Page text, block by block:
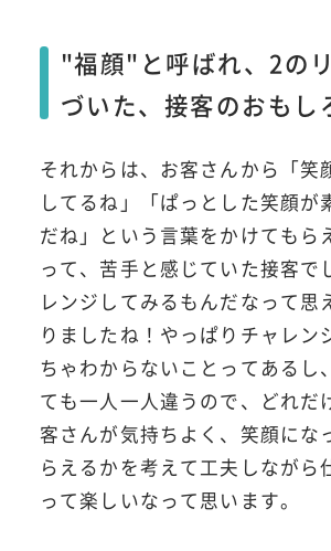
"福顔"と呼ばれ、2の
づいた、接客のおもし
それからは、お客さんから「笑
してるね」「ぱっとした笑顔が
だね」という言葉をかけてもら
って、苦手と感じていた接客で
レンジしてみるもんだなって思
りましたね！やっぱりチャレン
ちゃわからないことってあるし
ても一人一人違うので、どれだ
客さんが気持ちよく、笑顔にな
らえるかを考えて工夫しながら
って楽しいなって思います。